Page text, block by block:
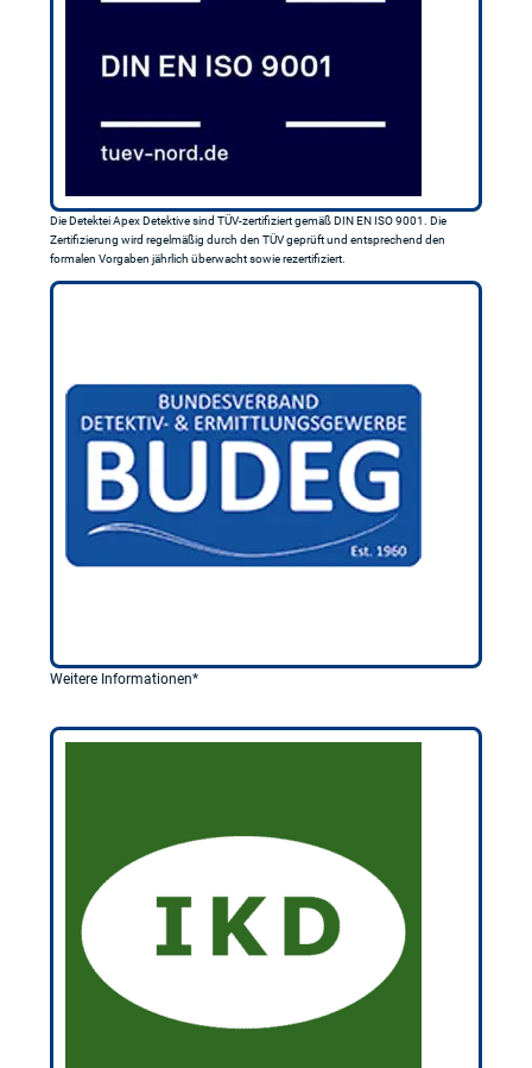
Die Detektei Apex Detektive sind TÜV-zertifiziert gemäß DIN EN ISO 9001. Die
Zertifizierung wird regelmäßig durch den TÜV geprüft und entsprechend den
formalen Vorgaben jährlich überwacht sowie rezertifiziert.
Weitere Informationen*